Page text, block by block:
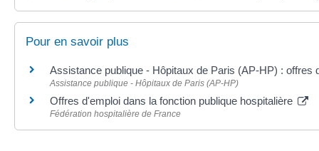
Pour en savoir plus
Assistance publique - Hôpitaux de Paris (AP-HP) : offres
Assistance publique - Hôpitaux de Paris (AP-HP)
Offres d'emploi dans la fonction publique hospitalière
Fédération hospitalière de France